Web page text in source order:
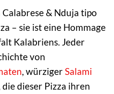
& Nduja tipo
– sie ist eine Hommage
Kalabriens. Jeder
von
, würzigerSalami
dieser Pizza ihren